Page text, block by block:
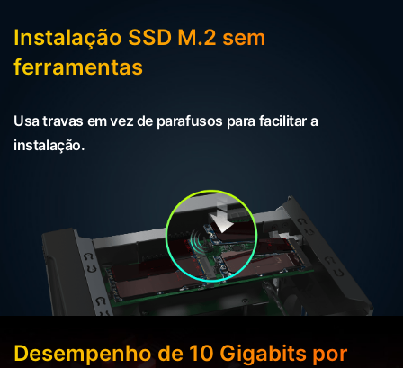
Instalação SSD M.2 sem
ferramentas
Usa travas em vez de parafusos para facilitar a
instalação.
Desempenho de 10 Gigabits por